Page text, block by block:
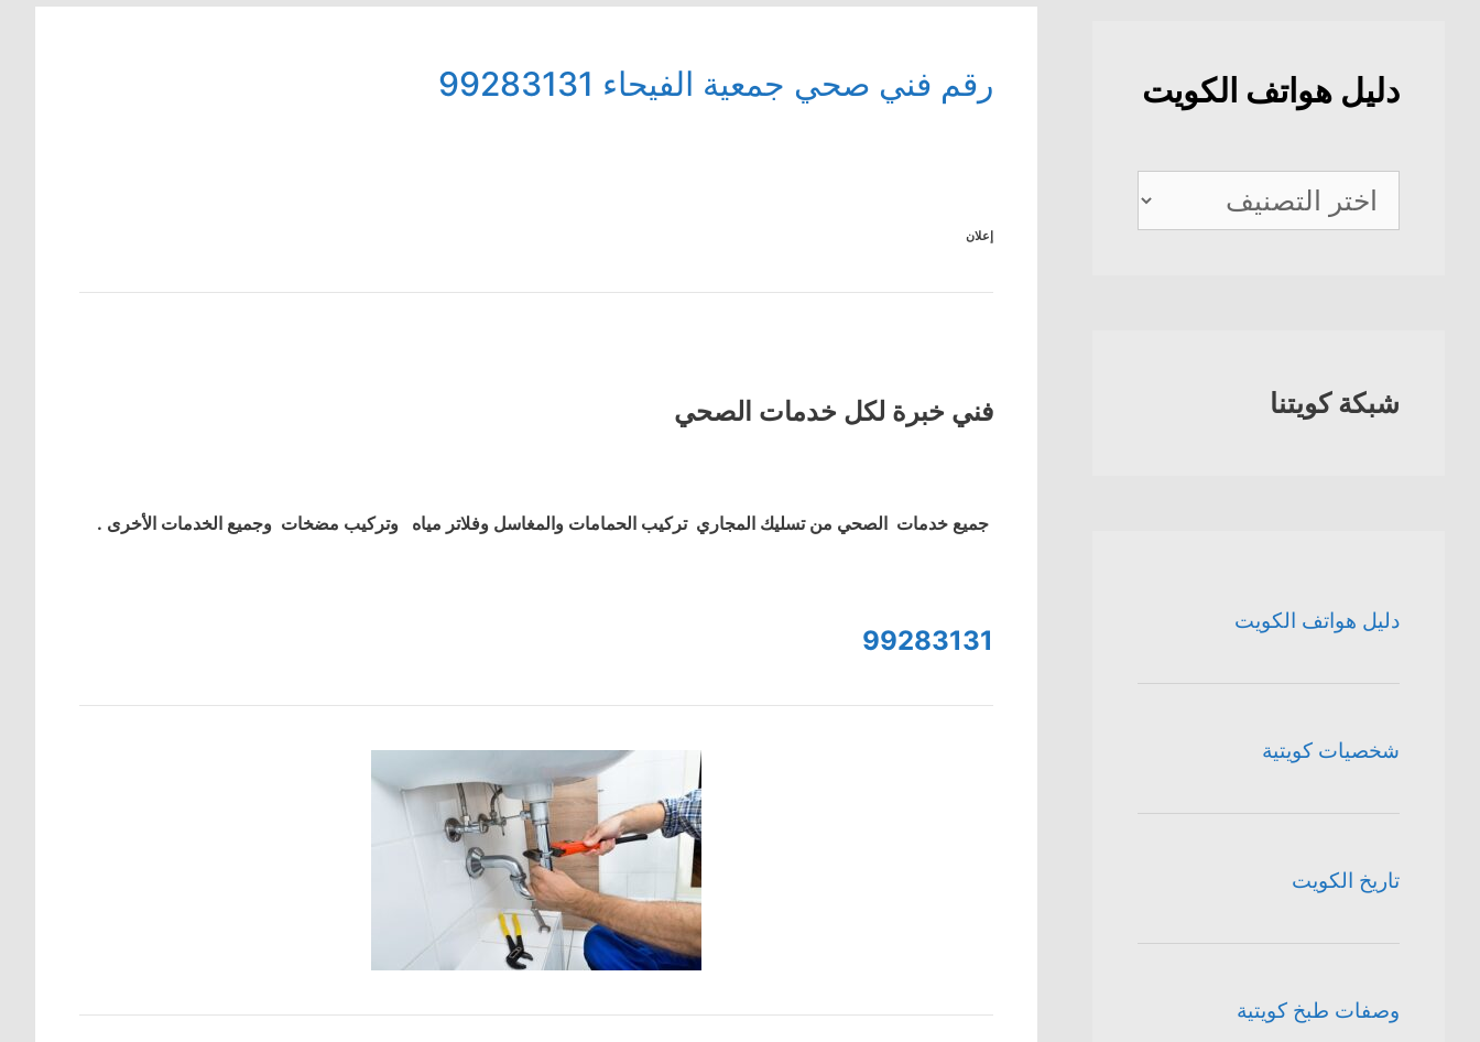
رقم فني صحي جمعية الفيحاء 99283131
إعلان
فني خبرة لكل خدمات الصحي
جميع خدمات الصحي من تسليك المجاري تركيب الحمامات والمغاسل وفلاتر مياه وتركيب مضخات وجميع الخدمات الأخرى .
99283131
دليل هواتف الكويت
دليل
هواتف
شبكة كويتنا
دليل هواتف الكويت
شخصيات كويتية
تاريخ الكويت
وصفات طبخ كويتية